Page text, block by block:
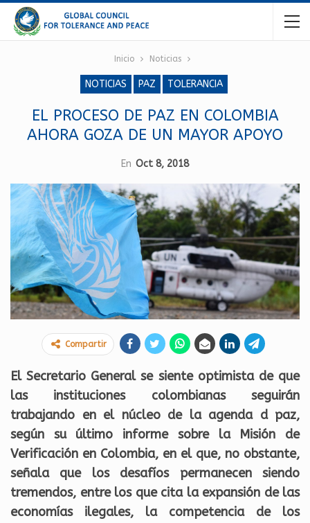
Inicio Noticias
NOTICIAS PAZ TOLERANCIA
EL PROCESO DE PAZ EN COLOMBIA
AHORA GOZA DE UN MAYOR APOYO
En Oct 8, 2018
Compartir
El Secretario General se siente optimista de que
las instituciones colombianas seguirán
trabajando en el núcleo de la agenda d paz,
según su último informe sobre la Misión de
Verificación en Colombia, en el que, no obstante,
señala que los desafíos permanecen siendo
tremendos, entre los que cita la expansión de las
economías ilegales, la competencia de los